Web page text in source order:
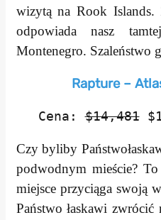
wizytą na Rook Islands.
odpowiada nasz
Montenegro. Szaleństwo
Rapture –
Cena:$14,481
Czy byliby
podwodnym mieście?
miejsce przyciąga swoją
Państwo łaskawi